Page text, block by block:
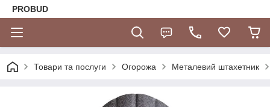
PROBUD
Товари та послуги Огорожа Металевий штахетник